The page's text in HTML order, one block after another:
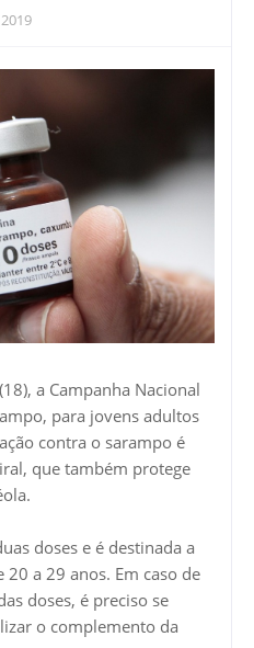
a Campanha Nacional
para jovens adultos
contra o sarampo é
que também protege
doses e é destinada a
a 29 anos. Em caso de
doses, é preciso se
o complemento da